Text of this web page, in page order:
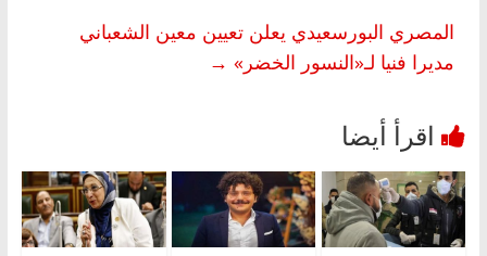
المصري البورسعيدي يعلن تعيين معين الشعباني
مديرا فنيا لـ«النسور الخضر» →